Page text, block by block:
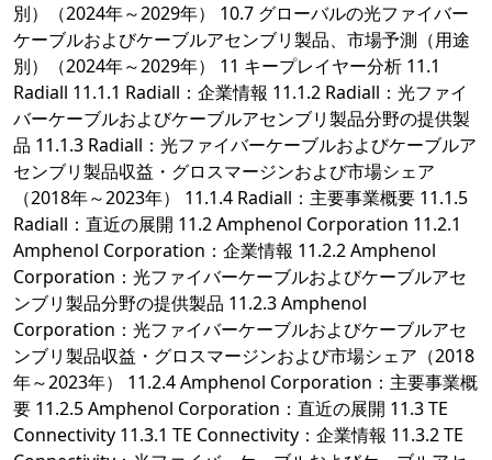
別）（2024年～2029年） 10.7 グローバルの光ファイバー
ケーブルおよびケーブルアセンブリ製品、市場予測（用途
別）（2024年～2029年） 11 キープレイヤー分析 11.1
Radiall 11.1.1 Radiall：企業情報 11.1.2 Radiall：光ファイ
バーケーブルおよびケーブルアセンブリ製品分野の提供製
品 11.1.3 Radiall：光ファイバーケーブルおよびケーブルア
センブリ製品収益・グロスマージンおよび市場シェア
（2018年～2023年） 11.1.4 Radiall：主要事業概要 11.1.5
Radiall：直近の展開 11.2 Amphenol Corporation 11.2.1
Amphenol Corporation：企業情報 11.2.2 Amphenol
Corporation：光ファイバーケーブルおよびケーブルアセ
ンブリ製品分野の提供製品 11.2.3 Amphenol
Corporation：光ファイバーケーブルおよびケーブルアセ
ンブリ製品収益・グロスマージンおよび市場シェア（2018
年～2023年） 11.2.4 Amphenol Corporation：主要事業概
要 11.2.5 Amphenol Corporation：直近の展開 11.3 TE
Connectivity 11.3.1 TE Connectivity：企業情報 11.3.2 TE